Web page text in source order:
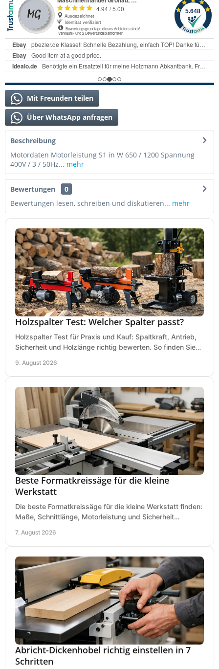
Mit Freunden teilen
Über WhatsApp anfragen
Beschreibung
Motordaten Motorleistung S1 in W 650 / 1200 Spannung
400V / 3 / 50Hz... mehr
Bewertungen
0
Bewertungen lesen, schreiben und diskutieren... mehr
Holzspalter Test: Welcher Spalter passt?
Holzspalter Test für Praxis und Kauf: Spaltkraft, Antrieb,
Sicherheit und Holzlänge richtig bewerten. So finden Sie
9. August 2026
Beste Formatkreissäge für die kleine
Werkstatt
Die beste Formatkreissäge für die kleine Werkstatt finden:
Maße, Schnittlänge, Motorleistung und Sicherheit
7. August 2026
Abricht-Dickenhobel richtig einstellen in 7
Schritten